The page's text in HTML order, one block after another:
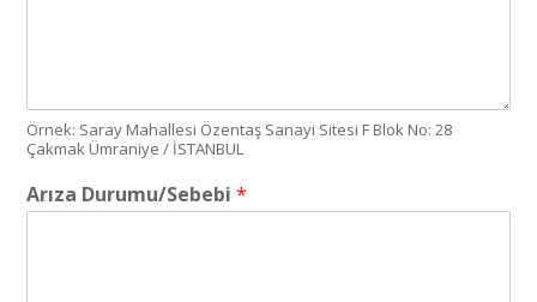
Örnek: Saray Mahallesi Özentaş Sanayi Sitesi F Blok No: 28
Çakmak Ümraniye / İSTANBUL
Arıza Durumu/Sebebi*